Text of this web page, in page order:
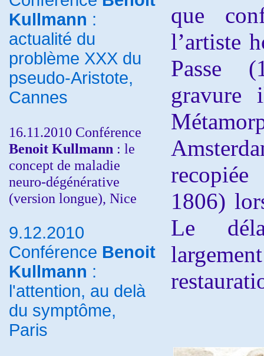
Kullmann :
actualité du
problème XXX du
pseudo-Aristote,
Cannes
16.11.2010 Conférence
Benoit Kullmann : le
concept de maladie
neuro-dégénérative
(version longue), Nice
9.12.2010
Conférence Benoit
Kullmann :
l'attention, au delà
du symptôme,
Paris
que
l’artiste
Passe
gravure
1806)
Le